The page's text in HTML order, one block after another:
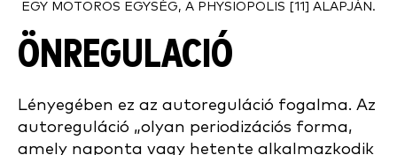
EGY MOTOROS EGYSÉG, A PHYSIOPOLIS [11] ALAPJÁN.
ÖNREGULACIÓ
Lényegében ez az autoreguláció fogalma. Az
autoreguláció „olyan periodizációs forma,
amely naponta vagy hetente alkalmazkodik